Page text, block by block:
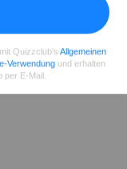
Quizzclub's Allgemeinen
Verwendung und erhalten
E-Mail.